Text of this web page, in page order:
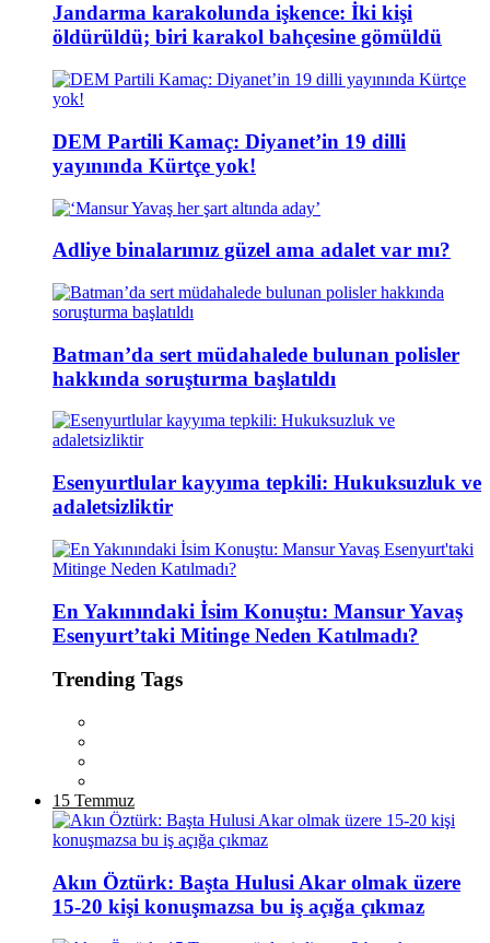
Jandarma karakolunda işkence: İki kişi
öldürüldü; biri karakol bahçesine gömüldü
DEM Partili Kamaç: Diyanet’in 19 dilli
yayınında Kürtçe yok!
Adliye binalarımız güzel ama adalet var mı?
Batman’da sert müdahalede bulunan polisler
hakkında soruşturma başlatıldı
Esenyurtlular kayyıma tepkili: Hukuksuzluk ve
adaletsizliktir
En Yakınındaki İsim Konuştu: Mansur Yavaş
Esenyurt’taki Mitinge Neden Katılmadı?
Trending Tags
15 Temmuz
Akın Öztürk: Başta Hulusi Akar olmak üzere
15-20 kişi konuşmazsa bu iş açığa çıkmaz